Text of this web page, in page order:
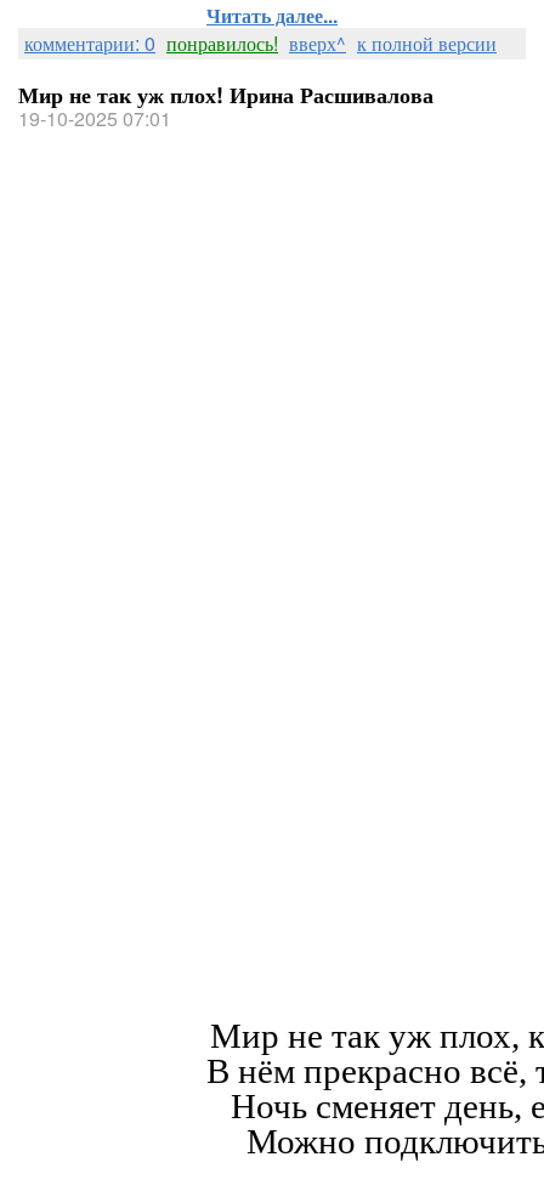
Читать далее...
комментарии: 0 понравилось! вверх^ к полной версии
Мир не так уж плох! Ирина Расшивалова
19-10-2025 07:01
Мир не так уж плох,
В нём прекрасно всё,
Ночь сменяет день,
Можно